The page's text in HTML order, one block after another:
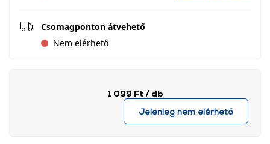
Csomagponton átvehető
Nem elérhető
1 099 Ft / db
Jelenleg nem elérhető